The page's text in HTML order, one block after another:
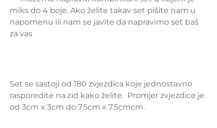
miks do 4 boje. Ako želite takav set pišite nam u
napomenu ili nam se javite da napravimo set baš
za vas
Set se sastoji od 180 zvjezdica koje jednostavno
rasporedite na zid kako želite. Promjer zvjezdice je
od 3cm x 3cm do 7.5cm x 7.5cmcm.